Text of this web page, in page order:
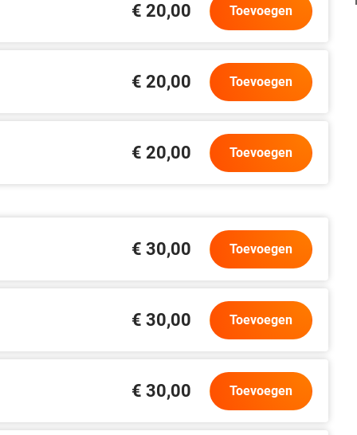
€ 20,00 Toevoegen
€ 20,00 Toevoegen
€ 20,00 Toevoegen
€ 30,00 Toevoegen
€ 30,00 Toevoegen
€ 30,00 Toevoegen